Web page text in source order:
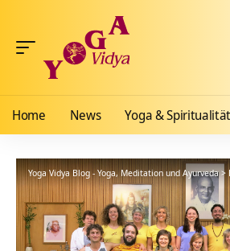
Home News Yoga & Spiritualität
Yoga Vidya Blog - Yoga, Meditation und Ayurveda>